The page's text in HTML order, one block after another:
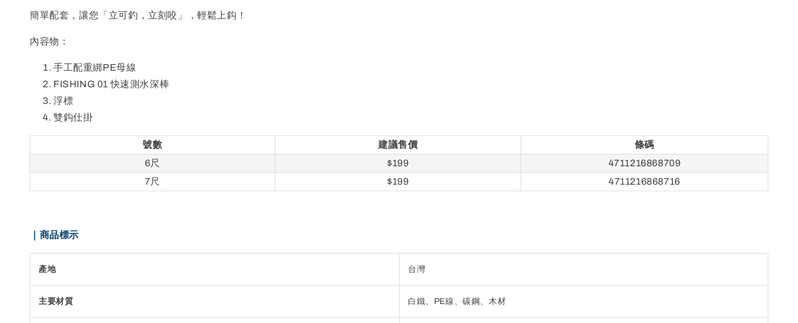
簡單配套，讓您「立可釣，立刻咬」，輕鬆上鈎！
內容物：
手工配重綁PE母線
FISHING 01 快速測水深棒
浮標
雙鈎仕掛
號數 建議售價
條碼
6尺
$199
4711216868709
7尺
$199 4711216868716
｜商品標示
產地 台灣
主要材質 白鐵、PE線、碳鋼、木材